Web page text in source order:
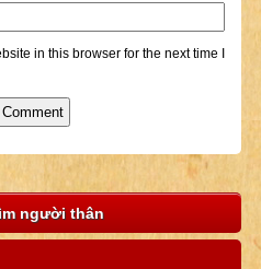
in this browser for the next time I
người thân